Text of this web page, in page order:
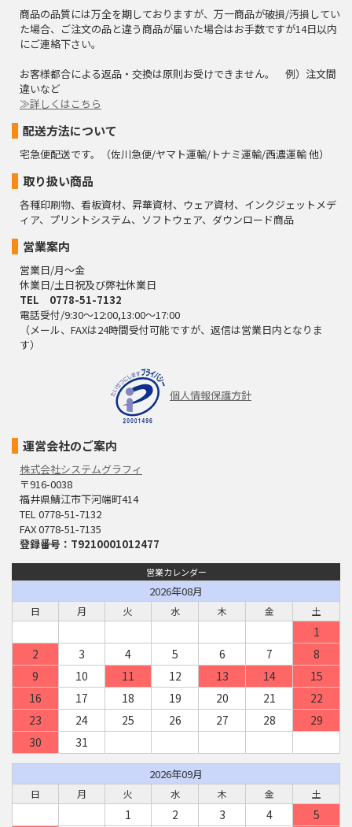
商品の品質には万全を期しておりますが、万一商品が破損/汚損してい
た場合、ご注文の品と違う商品が届いた場合はお手数ですが14日以内
にご連絡下さい。
お客様都合による返品・交換は原則お受けできません。 例）注文間
違いなど
≫詳しくはこちら
配送方法について
宅急便配送です。（佐川急便/ヤマト運輸/トナミ運輸/西濃運輸 他）
取り扱い商品
各種印刷物、看板資材、昇華資材、ウェア資材、インクジェットメデ
ィア、プリントシステム、ソフトウェア、ダウンロード商品
営業案内
営業日/月～金
休業日/土日祝及び弊社休業日
TEL 0778-51-7132
電話受付/9:30～12:00,13:00～17:00
（メール、FAXは24時間受付可能ですが、返信は営業日内となりま
す）
個人情報保護方針
運営会社のご案内
株式会社システムグラフィ
〒916-0038
福井県鯖江市下河端町414
TEL 0778-51-7132
FAX 0778-51-7135
登録番号：T9210001012477
営業カレンダー
2026年08月
日 月 火 水 木 金 土
1
2
3 4 5 6 7
8
9
10 11 12 13 14
15
16
17 18 19 20 21
22
23
24 25 26 27 28
29
30
31
2026年09月
日 月 火 水 木 金 土
1 2 3 4
5